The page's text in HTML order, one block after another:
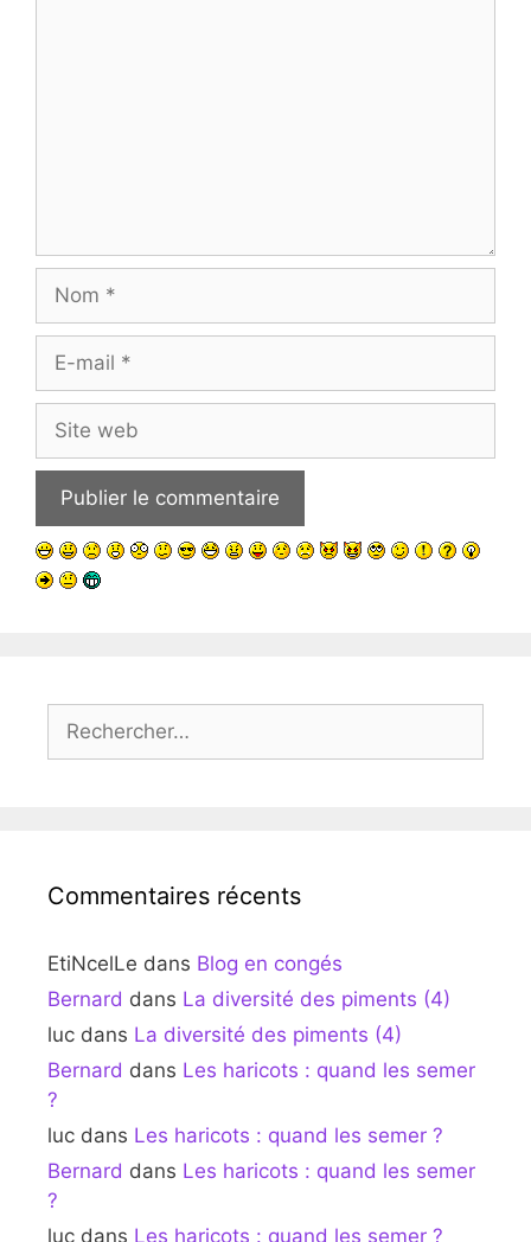
Nom
Site
web
Rechercher :
Commentaires récents
EtiNcelLe dans Blog en congés
Bernard dans La diversité des piments (4)
luc dans La diversité des piments (4)
Bernard dans Les haricots : quand les semer
?
luc dans Les haricots : quand les semer ?
Bernard dans Les haricots : quand les semer
?
luc dans Les haricots : quand les semer ?